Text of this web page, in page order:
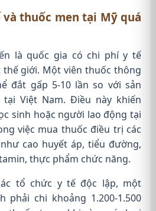
và thuốc men tại Mỹ quá
là quốc gia có chi phí y tế
giới. Một viên thuốc thông
đắt gấp 5-10 lần so với sản
Việt Nam. Điều này khiến
sinh hoặc người lao động tại
việc mua thuốc điều trị các
cao huyết áp, tiểu đường,
thực phẩm chức năng.
tổ chức y tế độc lập, một
phải chi khoảng 1.200-1.500